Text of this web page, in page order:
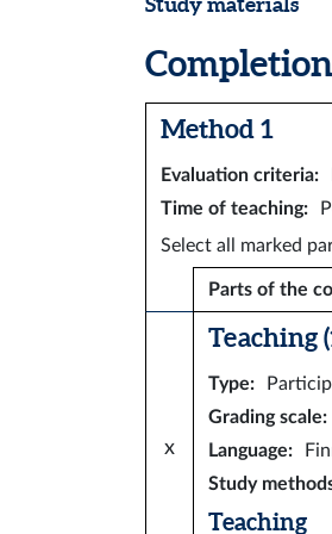
Method 1
Evaluation criteria:
Time of teaching:
Select all marked
Parts of the
x
Teaching
Type:
Grading scale:
Language:
Study
Teaching